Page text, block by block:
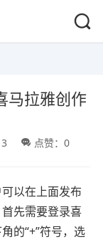
马拉雅创作
点赞：0
以在上面发布
先需要登录喜
的“+”符号，选